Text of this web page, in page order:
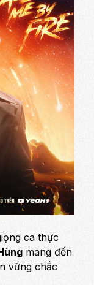
ca thực
mang đến
vững chắc